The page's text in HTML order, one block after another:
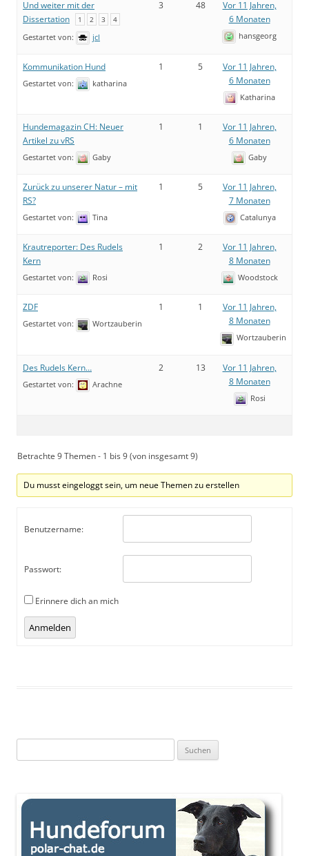
Und weiter mit der
Dissertation
1 2 3 4
Gestartet von: jcl
3 48
Vor 11 Jahren,
6 Monaten
hansgeorg
Kommunikation Hund
Gestartet von: katharina
1 5
Vor 11 Jahren,
6 Monaten
Katharina
Hundemagazin CH: Neuer
Artikel zu vRS
Gestartet von: Gaby
1 1
Vor 11 Jahren,
6 Monaten
Gaby
Zurück zu unserer Natur – mit
RS?
Gestartet von: Tina
1 5
Vor 11 Jahren,
7 Monaten
Catalunya
Krautreporter: Des Rudels
Kern
Gestartet von: Rosi
1 2
Vor 11 Jahren,
8 Monaten
Woodstock
ZDF
Gestartet von: Wortzauberin
1 1
Vor 11 Jahren,
8 Monaten
Wortzauberin
Des Rudels Kern…
Gestartet von: Arachne
2 13
Vor 11 Jahren,
8 Monaten
Rosi
Betrachte 9 Themen - 1 bis 9 (von insgesamt 9)
Du musst eingeloggt sein, um neue Themen zu erstellen
Benutzername:
Passwort:
Erinnere dich an mich
Anmelden
nach: